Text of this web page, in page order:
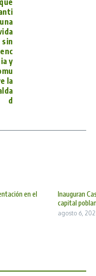
sin
ia y
la
d
en el
Inauguran
capital
agosto 6,